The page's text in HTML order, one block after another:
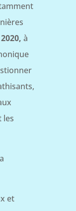
à
les
et